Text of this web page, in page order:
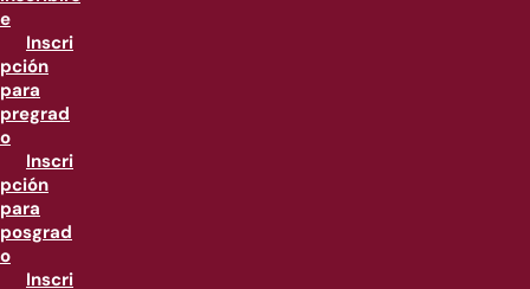
e
Inscri
pción
para
pregrad
o
Inscri
pción
para
posgrad
o
Inscri